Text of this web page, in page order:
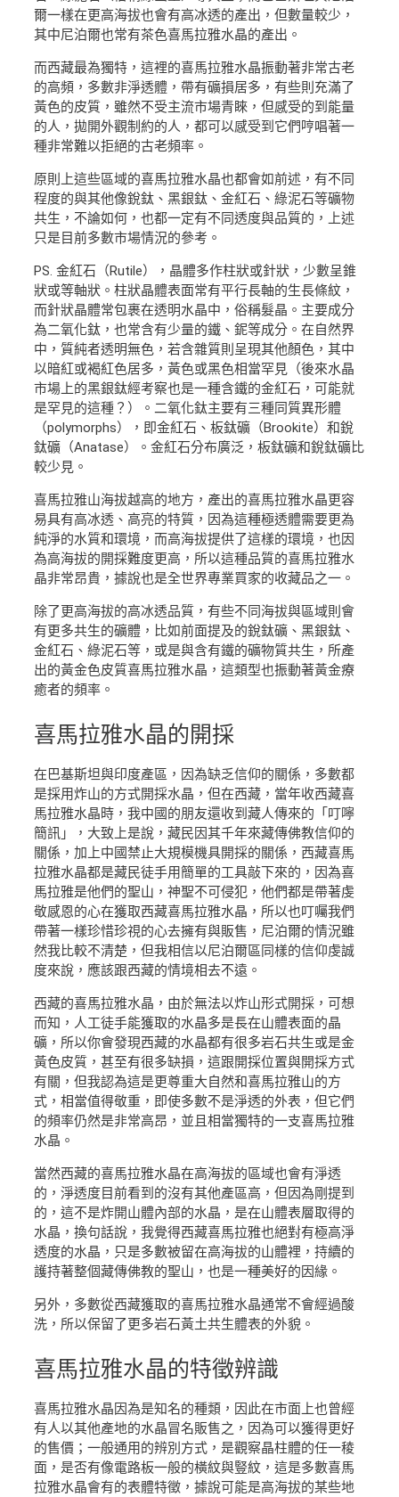
爾一樣在更高海拔也會有高冰透的產出，但數量較少，
其中尼泊爾也常有茶色喜馬拉雅水晶的產出。
而西藏最為獨特，這裡的喜馬拉雅水晶振動著非常古老
的高頻，多數非淨透體，帶有礦損居多，有些則充滿了
黃色的皮質，雖然不受主流市場青睞，但感受的到能量
的人，拋開外觀制約的人，都可以感受到它們哼唱著一
種非常難以拒絕的古老頻率。
原則上這些區域的喜馬拉雅水晶也都會如前述，有不同
程度的與其他像銳鈦、黑銀鈦、金紅石、綠泥石等礦物
共生，不論如何，也都一定有不同透度與品質的，上述
只是目前多數市場情況的參考。
PS. 金紅石（Rutile），晶體多作柱狀或針狀，少數呈錐
狀或等軸狀。柱狀晶體表面常有平行長軸的生長條紋，
而針狀晶體常包裹在透明水晶中，俗稱髮晶。主要成分
為二氧化鈦，也常含有少量的鐵、鈮等成分。在自然界
中，質純者透明無色，若含雜質則呈現其他顏色，其中
以暗紅或褐紅色居多，黃色或黑色相當罕見（後來水晶
市場上的黑銀鈦經考察也是一種含鐵的金紅石，可能就
是罕見的這種？）。二氧化鈦主要有三種同質異形體
（polymorphs），即金紅石、板鈦礦（Brookite）和銳
鈦礦（Anatase）。金紅石分布廣泛，板鈦礦和銳鈦礦比
較少見。
喜馬拉雅山海拔越高的地方，產出的喜馬拉雅水晶更容
易具有高冰透、高亮的特質，因為這種極透體需要更為
純淨的水質和環境，而高海拔提供了這樣的環境，也因
為高海拔的開採難度更高，所以這種品質的喜馬拉雅水
晶非常昂貴，據說也是全世界專業買家的收藏品之一。
除了更高海拔的高冰透品質，有些不同海拔與區域則會
有更多共生的礦體，比如前面提及的銳鈦礦、黑銀鈦、
金紅石、綠泥石等，或是與含有鐵的礦物質共生，所產
出的黃金色皮質喜馬拉雅水晶，這類型也振動著黃金療
癒者的頻率。
喜馬拉雅水晶的開採
在巴基斯坦與印度產區，因為缺乏信仰的關係，多數都
是採用炸山的方式開採水晶，但在西藏，當年收西藏喜
馬拉雅水晶時，我中國的朋友還收到藏人傳來的「叮嚀
簡訊」，大致上是說，藏民因其千年來藏傳佛教信仰的
關係，加上中國禁止大規模機具開採的關係，西藏喜馬
拉雅水晶都是藏民徒手用簡單的工具敲下來的，因為喜
馬拉雅是他們的聖山，神聖不可侵犯，他們都是帶著虔
敬感恩的心在獲取西藏喜馬拉雅水晶，所以也叮囑我們
帶著一樣珍惜珍視的心去擁有與販售，尼泊爾的情況雖
然我比較不清楚，但我相信以尼泊爾區同樣的信仰虔誠
度來說，應該跟西藏的情境相去不遠。
西藏的喜馬拉雅水晶，由於無法以炸山形式開採，可想
而知，人工徒手能獲取的水晶多是長在山體表面的晶
礦，所以你會發現西藏的水晶都有很多岩石共生或是金
黃色皮質，甚至有很多缺損，這跟開採位置與開採方式
有關，但我認為這是更尊重大自然和喜馬拉雅山的方
式，相當值得敬重，即使多數不是淨透的外表，但它們
的頻率仍然是非常高昂，並且相當獨特的一支喜馬拉雅
水晶。
當然西藏的喜馬拉雅水晶在高海拔的區域也會有淨透
的，淨透度目前看到的沒有其他產區高，但因為剛提到
的，這不是炸開山體內部的水晶，是在山體表層取得的
水晶，換句話說，我覺得西藏喜馬拉雅也絕對有極高淨
透度的水晶，只是多數被留在高海拔的山體裡，持續的
護持著整個藏傳佛教的聖山，也是一種美好的因緣。
另外，多數從西藏獲取的喜馬拉雅水晶通常不會經過酸
洗，所以保留了更多岩石黃土共生體表的外貌。
喜馬拉雅水晶的特徵辨識
喜馬拉雅水晶因為是知名的種類，因此在市面上也曾經
有人以其他產地的水晶冒名販售之，因為可以獲得更好
的售價；一般通用的辨別方式，是觀察晶柱體的任一稜
面，是否有像電路板一般的橫紋與豎紋，這是多數喜馬
拉雅水晶會有的表體特徵，據說可能是高海拔的某些地